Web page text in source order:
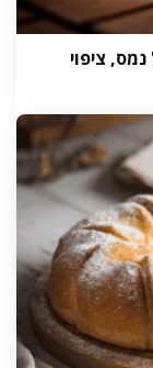
ציפוי